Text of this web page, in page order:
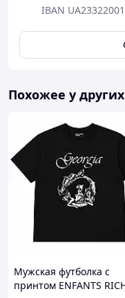
IBAN
Похожее у
Мужская футболка с
принтом ENFANTS